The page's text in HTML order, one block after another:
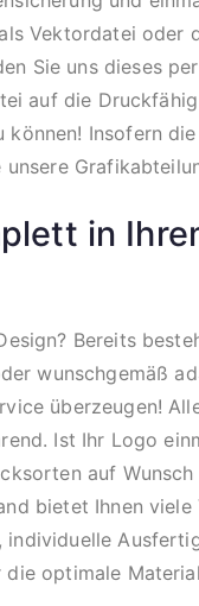
Vektordatei oder
Sie uns dieses
auf die
können! Insofern
in
Bereits
wunschgemäß
überzeugen!
Ist Ihr Logo
auf
bietet Ihnen
individuelle
optimale